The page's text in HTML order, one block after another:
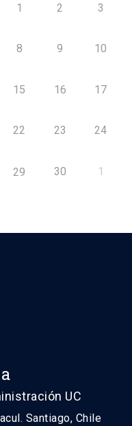
1 2 3
8 9 10
15 16 17
22 23 24
29 30 1
UC
Santiago, Chile